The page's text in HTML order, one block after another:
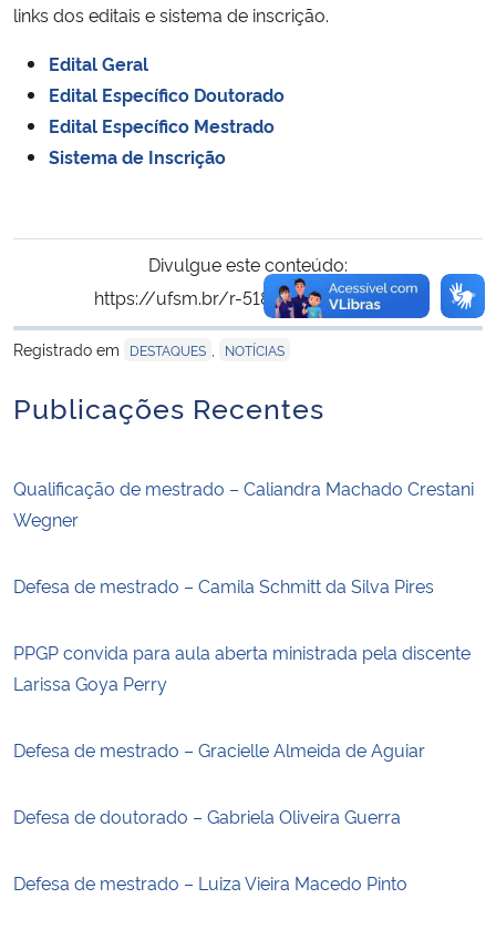
Planalto
links dos editais e sistema de inscrição.
Edital Geral
Edital Específico Doutorado
Edital Específico Mestrado
Sistema de Inscrição
Divulgue este conteúdo:
https://ufsm.br/r-518-1842
Copiar
para área de
Registrado em
DESTAQUES NOTÍCIAS
Publicações Recentes
Qualificação de mestrado – Caliandra Machado Crestani
Wegner
Defesa de mestrado – Camila Schmitt da Silva Pires
PPGP convida para aula aberta ministrada pela discente
Larissa Goya Perry
Defesa de mestrado – Gracielle Almeida de Aguiar
Defesa de doutorado – Gabriela Oliveira Guerra
Defesa de mestrado – Luiza Vieira Macedo Pinto